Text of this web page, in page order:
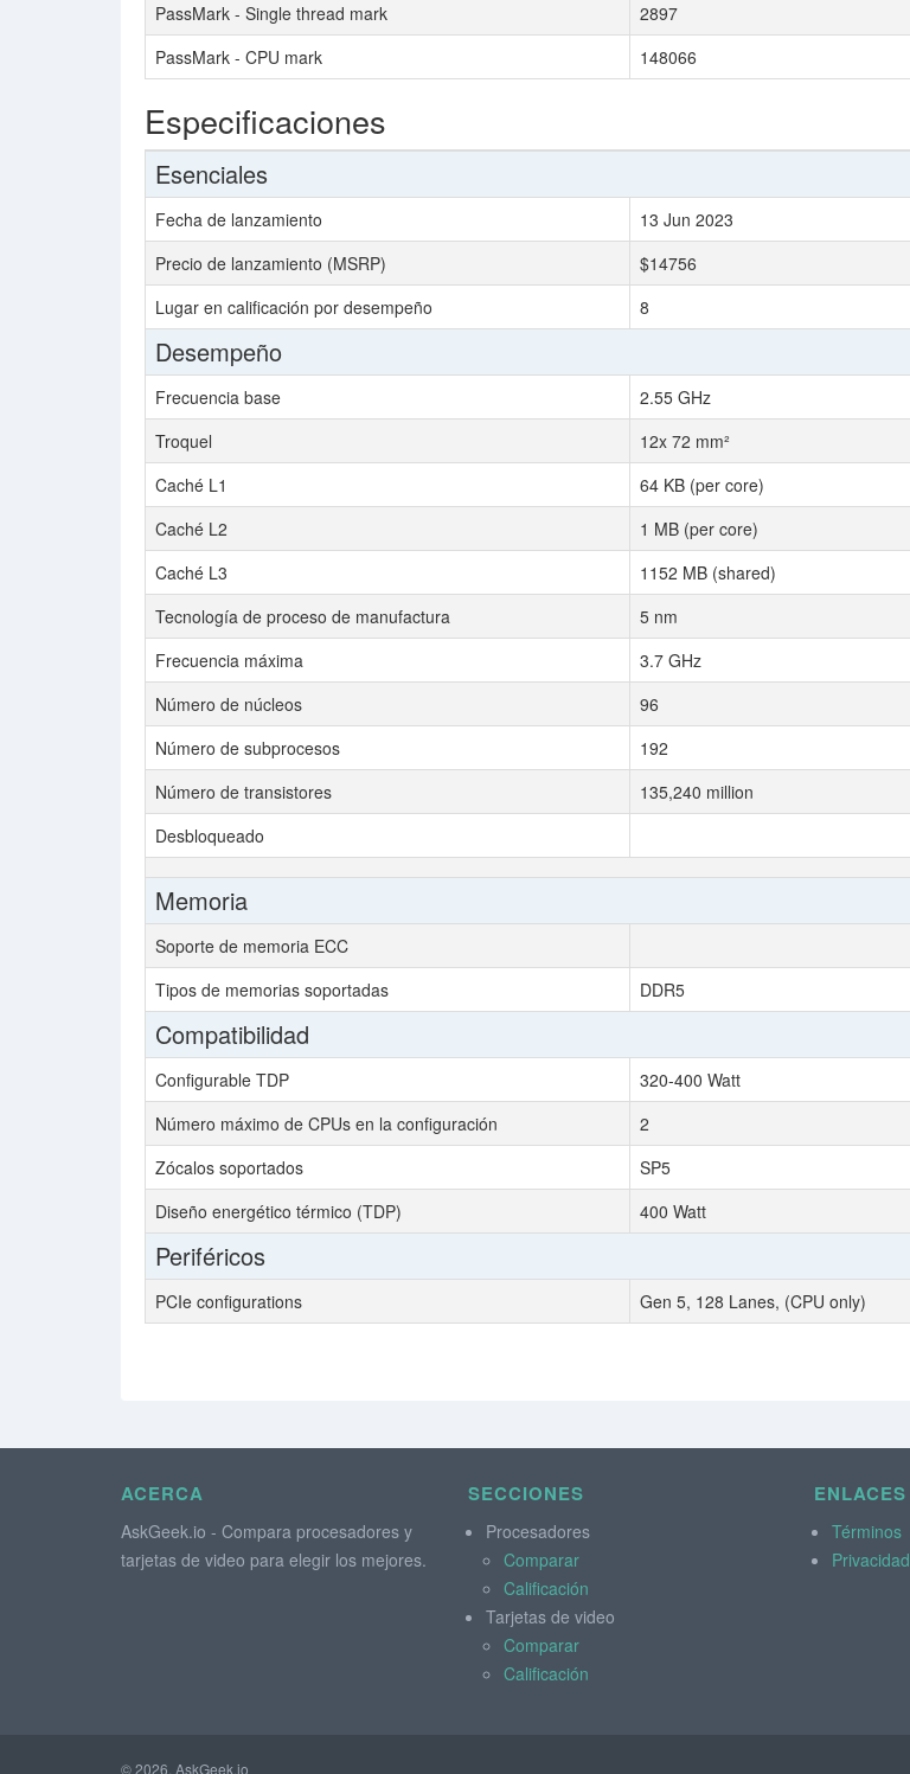
PassMark - Single thread mark
2897
PassMark - CPU mark
148066
Especificaciones
Esenciales
Fecha de lanzamiento
13 Jun 2023
Precio de lanzamiento (MSRP)
$14756
Lugar en calificación por desempeño
8
Desempeño
Frecuencia base
2.55 GHz
Troquel
12x 72 mm²
Caché L1
64 KB (per core)
Caché L2
1 MB (per core)
Caché L3
1152 MB (shared)
Tecnología de proceso de manufactura
5 nm
Frecuencia máxima
3.7 GHz
Número de núcleos
96
Número de subprocesos
192
Número de transistores
135,240 million
Desbloqueado
Memoria
Soporte de memoria ECC
Tipos de memorias soportadas
DDR5
Compatibilidad
Configurable TDP
320-400 Watt
Número máximo de CPUs en la configuración
2
Zócalos soportados
SP5
Diseño energético térmico (TDP)
400 Watt
Periféricos
PCIe configurations Gen 5, 128 Lanes, (CPU only)
ACERCA
AskGeek.io - Compara procesadores y
tarjetas de video para elegir los mejores.
SECCIONES
Procesadores
Comparar
Calificación
Tarjetas de video
Comparar
Calificación
ENLACES
Términos
Privacidad
© 2026, AskGeek.io